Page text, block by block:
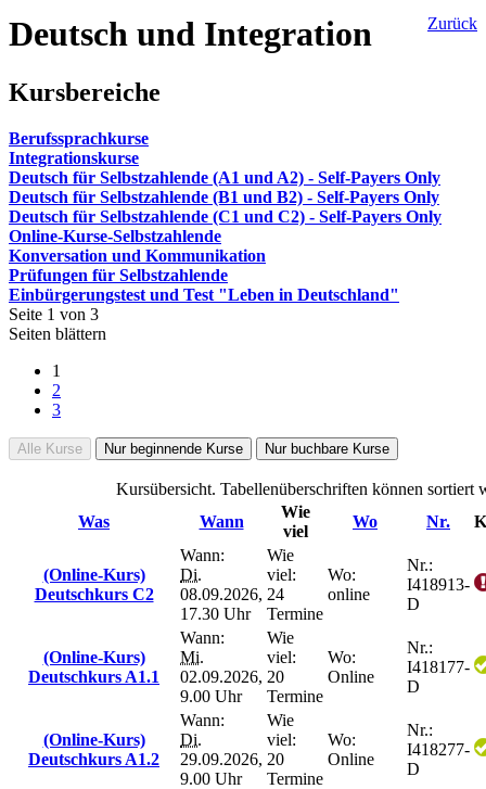
Zurück
Deutsch und Integration
Kursbereiche
Berufssprachkurse
Integrationskurse
Deutsch für Selbstzahlende (A1 und A2) - Self-Payers Only
Deutsch für Selbstzahlende (B1 und B2) - Self-Payers Only
Deutsch für Selbstzahlende (C1 und C2) - Self-Payers Only
Online-Kurse-Selbstzahlende
Konversation und Kommunikation
Prüfungen für Selbstzahlende
Einbürgerungstest und Test "Leben in Deutschland"
Seite 1 von 3
Seiten blättern
1
2
3
Alle Kurse Nur beginnende Kurse Nur buchbare Kurse
Kursübersicht. Tabellenüberschriften können sortiert
Was
Wann
Wie
viel
Wo Nr.
(Online-Kurs)
Deutschkurs C2
Wann:
Di.
08.09.2026,
17.30 Uhr
Wie
viel:
24
Termine
Wo:
online
Nr.:
I418913-
D
(Online-Kurs)
Deutschkurs A1.1
Wann:
Mi.
02.09.2026,
9.00 Uhr
Wie
viel:
20
Termine
Wo:
Online
Nr.:
I418177-
D
(Online-Kurs)
Deutschkurs A1.2
Wann:
Di.
29.09.2026,
9.00 Uhr
Wie
viel:
20
Termine
Wo:
Online
Nr.:
I418277-
D